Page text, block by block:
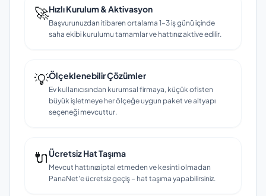
🚀Hızlı Kurulum & Aktivasyon
Başvurunuzdan itibaren ortalama 1–3 iş günü içinde
saha ekibi kurulumu tamamlar ve hattınız aktive edilir.
💡Ölçeklenebilir Çözümler
Ev kullanıcısından kurumsal firmaya, küçük ofisten
büyük işletmeye her ölçeğe uygun paket ve altyapı
seçeneği mevcuttur.
🔌Ücretsiz Hat Taşıma
Mevcut hattınızı iptal etmeden ve kesinti olmadan
PanaNet'e ücretsiz geçiş – hat taşıma yapabilirsiniz.